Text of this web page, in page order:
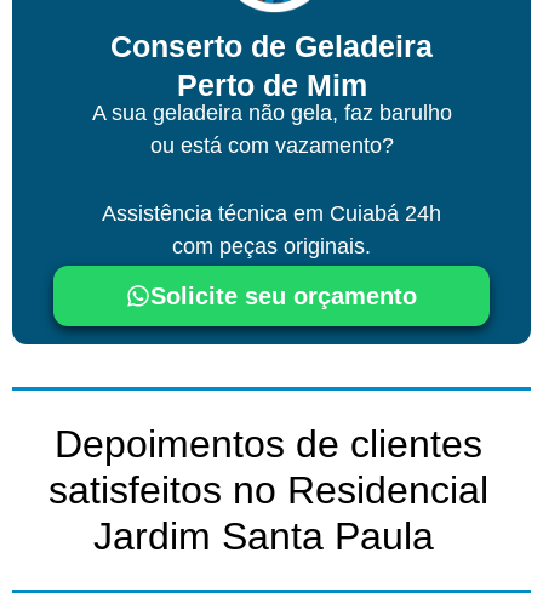
Conserto de Geladeira
Perto de Mim
A sua geladeira não gela, faz barulho
ou está com vazamento?
Assistência técnica em Cuiabá 24h
com peças originais.
Solicite seu orçamento
Depoimentos de clientes
satisfeitos no Residencial
Jardim Santa Paula ​